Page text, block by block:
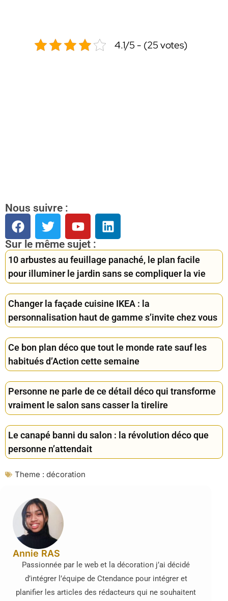
4.1/5 - (25 votes)
Nous suivre :
Sur le même sujet :
10 arbustes au feuillage panaché, le plan facile
pour illuminer le jardin sans se compliquer la vie
Changer la façade cuisine IKEA : la
personnalisation haut de gamme s’invite chez vous
Ce bon plan déco que tout le monde rate sauf les
habitués d’Action cette semaine
Personne ne parle de ce détail déco qui transforme
vraiment le salon sans casser la tirelire
Le canapé banni du salon : la révolution déco que
personne n’attendait
Theme : décoration
Annie RAS
Passionnée par le web et la décoration j’ai décidé
d’intégrer l’équipe de Ctendance pour intégrer et
planifier les articles des rédacteurs qui ne souhaitent